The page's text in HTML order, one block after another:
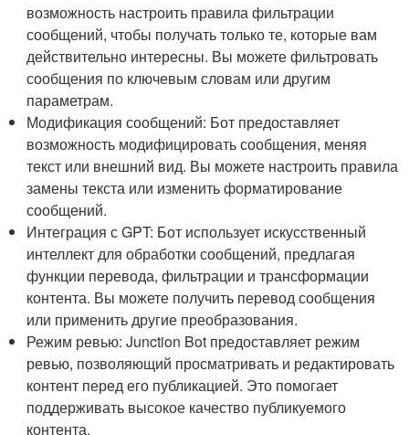
возможность настроить правила фильтрации
сообщений, чтобы получать только те, которые вам
действительно интересны. Вы можете фильтровать
сообщения по ключевым словам или другим
параметрам.
Модификация сообщений: Бот предоставляет
возможность модифицировать сообщения, меняя
текст или внешний вид. Вы можете настроить правила
замены текста или изменить форматирование
сообщений.
Интеграция с GPT: Бот использует искусственный
интеллект для обработки сообщений, предлагая
функции перевода, фильтрации и трансформации
контента. Вы можете получить перевод сообщения
или применить другие преобразования.
Режим ревью: Junction Bot предоставляет режим
ревью, позволяющий просматривать и редактировать
контент перед его публикацией. Это помогает
поддерживать высокое качество публикуемого
контента.